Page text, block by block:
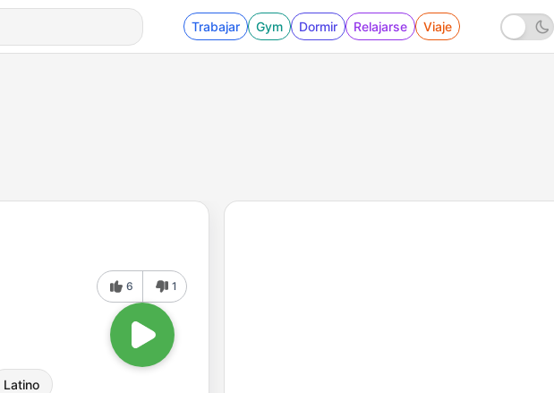
Trabajar Gym Dormir Relajarse Viaje
Latino
6 1